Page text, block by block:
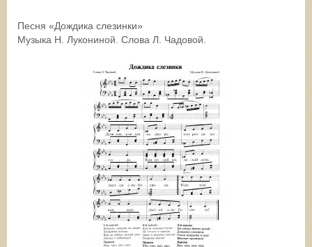
Песня «Дождика слезинки»
Музыка Н. Лукониной. Слова Л. Чадовой.